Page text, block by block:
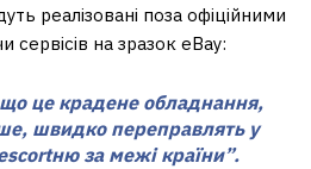
реалізовані поза офіційними
на зразок eBay:
це крадене обладнання,
швидко переправлять у
за межі країни”.